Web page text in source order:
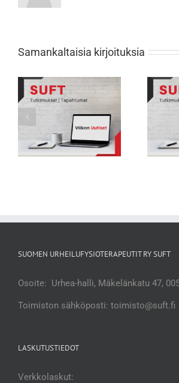
Samankaltaisia kirjoituksia
Viikon Uutiset 232: Tarkkana selän
rasitusmurtumien kanssa
SUOMEN URHEILUFYSIOTERAPEUTIT RY SUFT
Osoite: Urhea-halli, Mäkelänkatu 47,
Toimiston sähköposti: toimisto@suft.fi
LASKUTUSTIEDOT
Verkkolaskut: